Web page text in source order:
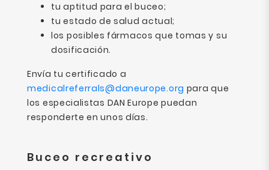
tu aptitud para el buceo;
tu estado de salud actual;
los posibles fármacos que tomas y su
dosificación.
Envía tu certificado a
medicalreferrals@daneurope.org para que
los especialistas DAN Europe puedan
responderte en unos días.
Buceo recreativo